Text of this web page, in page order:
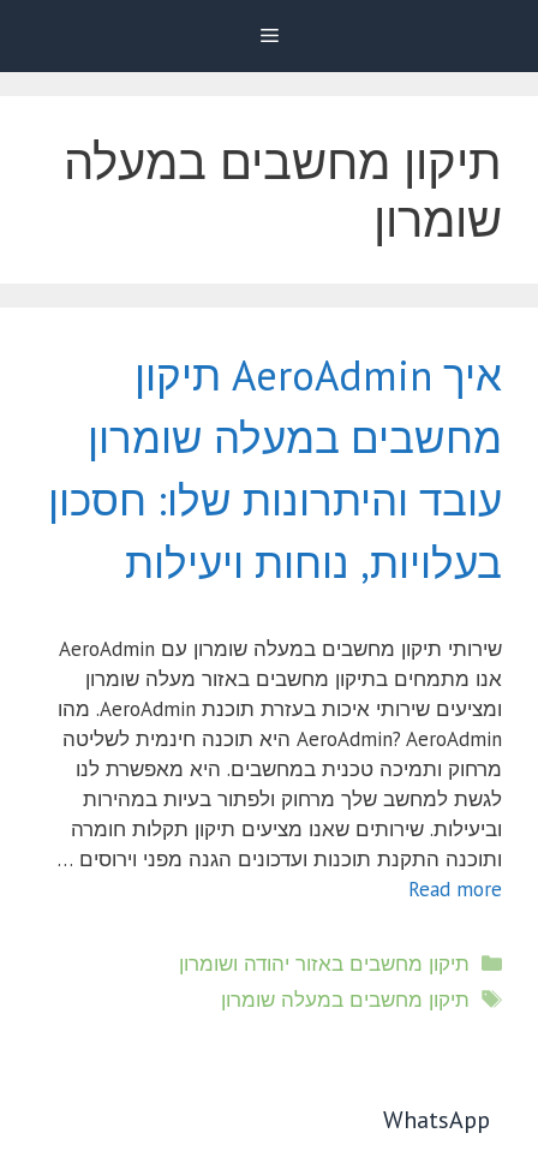
Menu
תיקון מחשבים במעלה
שומרון
איך AeroAdmin תיקון
מחשבים במעלה שומרון
עובד והיתרונות שלו: חסכון
בעלויות, נוחות ויעילות
שירותי תיקון מחשבים במעלה שומרון עם AeroAdmin
אנו מתמחים בתיקון מחשבים באזור מעלה שומרון
ומציעים שירותי איכות בעזרת תוכנת AeroAdmin. מהו
AeroAdmin? AeroAdmin היא תוכנה חינמית לשליטה
מרחוק ותמיכה טכנית במחשבים. היא מאפשרת לנו
לגשת למחשב שלך מרחוק ולפתור בעיות במהירות
וביעילות. שירותים שאנו מציעים תיקון תקלות חומרה
ותוכנה התקנת תוכנות ועדכונים הגנה מפני וירוסים …
Read more
קטגוריות
תיקון מחשבים באזור יהודה ושומרון
תגיות
תיקון מחשבים במעלה שומרון
WhatsApp